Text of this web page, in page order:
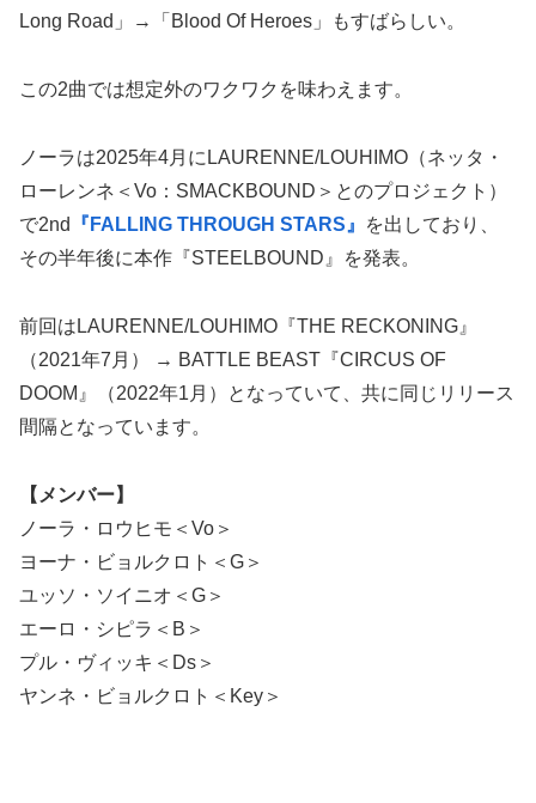
Long Road」→「Blood Of Heroes」もすばらしい。
この2曲では想定外のワクワクを味わえます。
ノーラは2025年4月にLAURENNE/LOUHIMO（ネッタ・
ローレンネ＜Vo：SMACKBOUND＞とのプロジェクト）
で2nd
『FALLING THROUGH STARS』
を出しており、
その半年後に本作『STEELBOUND』を発表。
前回はLAURENNE/LOUHIMO『THE RECKONING』
（2021年7月） → BATTLE BEAST『CIRCUS OF
DOOM』（2022年1月）となっていて、共に同じリリース
間隔となっています。
【メンバー】
ノーラ・ロウヒモ＜Vo＞
ヨーナ・ビョルクロト＜G＞
ユッソ・ソイニオ＜G＞
エーロ・シピラ＜B＞
プル・ヴィッキ＜Ds＞
ヤンネ・ビョルクロト＜Key＞